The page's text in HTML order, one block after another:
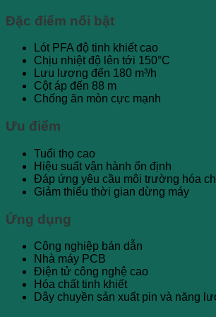
Đặc điểm nổi bật
Lót PFA độ tinh khiết cao
Chịu nhiệt độ lên tới 150°C
Lưu lượng đến 180 m³/h
Cột áp đến 88 m
Chống ăn mòn cực mạnh
Ưu điểm
Tuổi thọ cao
Hiệu suất vận hành ổn định
Đáp ứng yêu cầu môi trường hóa
Giảm thiểu thời gian dừng máy
Ứng dụng
Công nghiệp bán dẫn
Nhà máy PCB
Điện tử công nghệ cao
Hóa chất tinh khiết
Dây chuyền sản xuất pin và năng